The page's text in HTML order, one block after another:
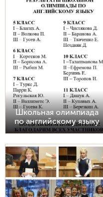
Школьная олимпиада
по английскому языку